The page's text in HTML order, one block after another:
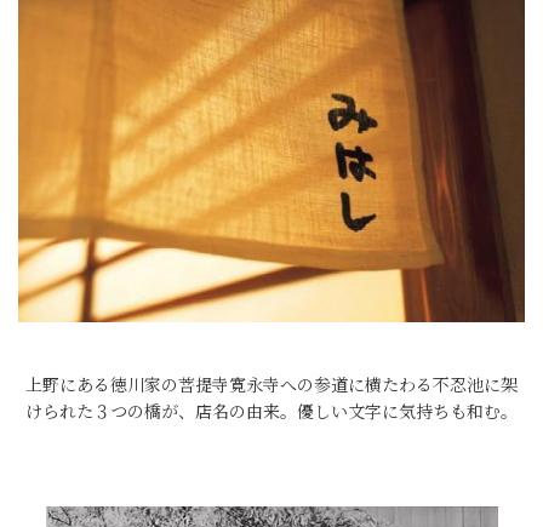
上野にある徳川家の菩提寺寛永寺への参道に横たわる不忍池に架
けられた３つの橋が、店名の由来。優しい文字に気持ちも和む。